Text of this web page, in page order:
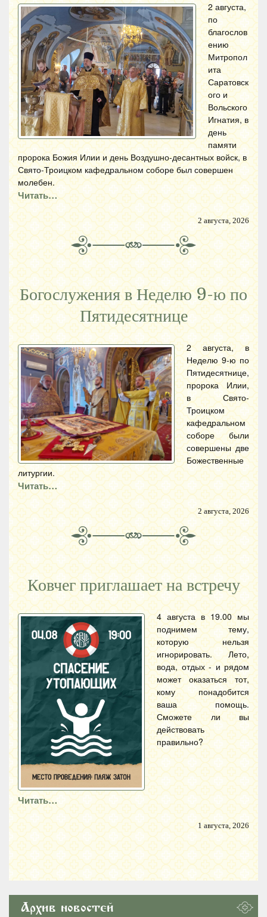
2 августа,
по
благослов
ению
Митропол
ита
Саратовск
ого и
Вольского
Игнатия, в
день
памяти
пророка Божия Илии и день Воздушно-десантных войск, в
Свято-Троицком кафедральном соборе был совершен
молебен.
Читать…
2 августа, 2026
Богослужения в Неделю 9-ю по
Пятидесятнице
2 августа, в
Неделю 9-ю по
Пятидесятнице,
пророка Илии,
в Свято-
Троицком
кафедральном
соборе были
совершены две
Божественные
литургии.
Читать…
2 августа, 2026
Ковчег приглашает на встречу
4 августа в 19.00 мы
поднимем тему,
которую нельзя
игнорировать. Лето,
вода, отдых - и рядом
может оказаться тот,
кому понадобится
ваша помощь.
Сможете ли вы
действовать
правильно?
Читать…
1 августа, 2026
Архив новостей